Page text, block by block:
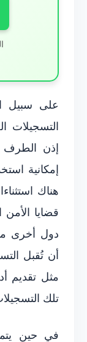
على سبيل
التسجيلات
إذن الطرف
إمكانية
هناك
قضايا الأمن
دول أخرى
أن تُقبل
مثل تقديم
تلك
في حين